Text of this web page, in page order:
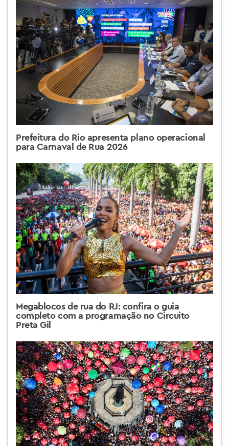
Prefeitura do Rio apresenta plano operacional
para Carnaval de Rua 2026
Megablocos de rua do RJ: confira o guia
completo com a programação no Circuito
Preta Gil